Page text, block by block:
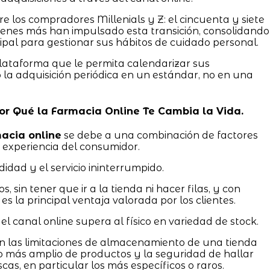
los compradores Millenials y Z: el cincuenta y siete
más han impulsado esta transición, consolidando
para gestionar sus hábitos de cuidado personal.
que le permita calendarizar sus
adquisición periódica en un estándar, no en una
Qué la Farmacia Online Te Cambia la Vida.
online se debe a una combinación de factores
del consumidor.
y el servicio ininterrumpido.
sin tener que ir a la tienda ni hacer filas, y con
la principal ventaja valorada por los clientes.
canal online supera al físico en variedad de stock.
las limitaciones de almacenamiento de una tienda
más amplio de productos y la seguridad de hallar
en particular los más específicos o raros.